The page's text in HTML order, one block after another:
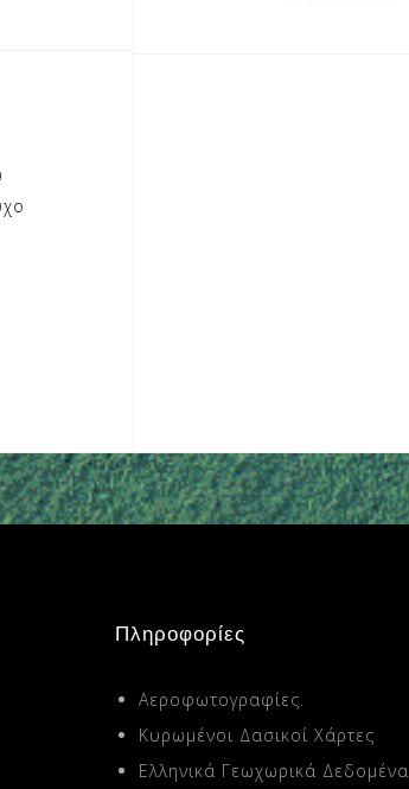
Πληροφορίες
Αεροφωτογραφίες.
Κυρωμένοι Δασικοί Χάρτες
Ελληνικά Γεωχωρικά Δεδομένα